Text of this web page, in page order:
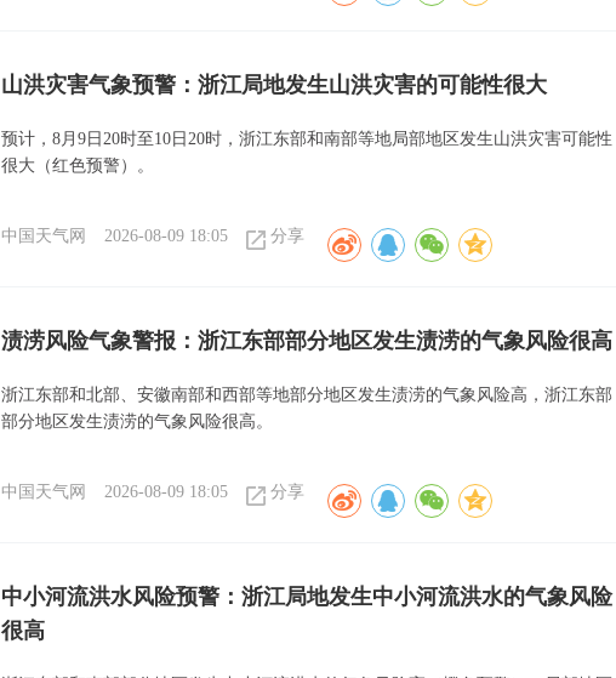
山洪灾害气象预警：浙江局地发生山洪灾害的可能性很大
预计，8月9日20时至10日20时，浙江东部和南部等地局部地区发生山洪灾害可能性
很大（红色预警）。
中国天气网 2026-08-09 18:05 分享
渍涝风险气象警报：浙江东部部分地区发生渍涝的气象风险很高
浙江东部和北部、安徽南部和西部等地部分地区发生渍涝的气象风险高，浙江东部
部分地区发生渍涝的气象风险很高。
中国天气网 2026-08-09 18:05 分享
中小河流洪水风险预警：浙江局地发生中小河流洪水的气象风险
很高